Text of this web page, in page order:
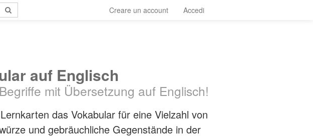
Creare un account Accedi
auf Englisch
mit Übersetzung auf Englisch!
das Vokabular für eine Vielzahl von
und gebräuchliche Gegenstände in der